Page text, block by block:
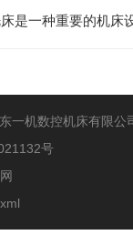
是一种重要的机床
一机数控机床有限公
号